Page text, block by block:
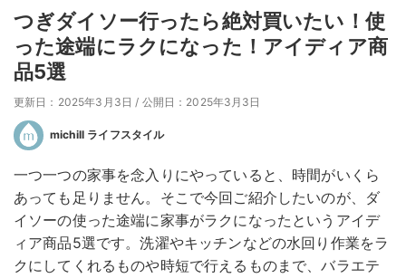
つぎダイソー行ったら絶対買いたい！使
った途端にラクになった！アイディア商
品5選
更新日：2025年3月3日 / 公開日：2025年3月3日
michill ライフスタイル
一つ一つの家事を念入りにやっていると、時間がいくら
あっても足りません。そこで今回ご紹介したいのが、ダ
イソーの使った途端に家事がラクになったというアイデ
ィア商品5選です。洗濯やキッチンなどの水回り作業をラ
クにしてくれるものや時短で行えるものまで、バラエテ